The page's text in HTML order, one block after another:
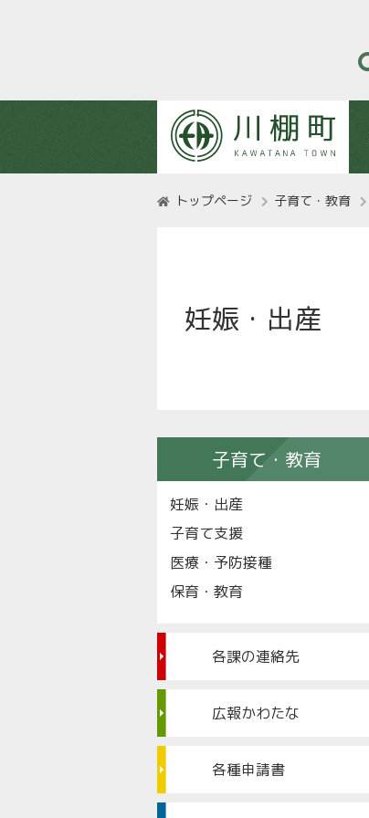
トップページ 子育て・教育
妊娠・出産
子育て・教育
妊娠・出産
子育て支援
医療・予防接種
保育・教育
各課の連絡先
広報かわたな
各種申請書